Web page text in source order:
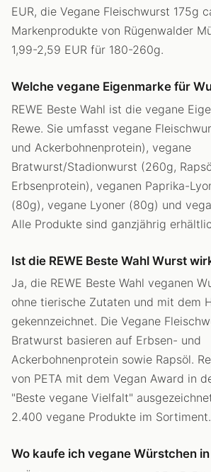
EUR, die Vegane Fleischwurst 175g
Markenprodukte von Rügenwalder
1,99-2,59 EUR für 180-260g.
Welche vegane Eigenmarke für
REWE Beste Wahl ist die vegane
Rewe. Sie umfasst vegane
und Ackerbohnenprotein), vegane
Bratwurst/Stadionwurst (260g,
Erbsenprotein), veganen Paprika-
(80g), vegane Lyoner (80g) und
Alle Produkte sind ganzjährig
Ist die REWE Beste Wahl Wurst
Ja, die REWE Beste Wahl veganen
ohne tierische Zutaten und mit dem
gekennzeichnet. Die Vegane
Bratwurst basieren auf Erbsen- und
Ackerbohnenprotein sowie Rapsöl.
von PETA mit dem Vegan Award in
"Beste vegane Vielfalt"
2.400 vegane Produkte im Sortiment.
Wo kaufe ich vegane Würstchen